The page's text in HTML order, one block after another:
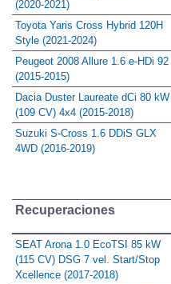
(2020-2021)
Toyota Yaris Cross Hybrid 120H
Style (2021-2024)
Peugeot 2008 Allure 1.6 e-HDi 92
(2015-2015)
Dacia Duster Laureate dCi 80 kW
(109 CV) 4x4 (2015-2018)
Suzuki S-Cross 1.6 DDiS GLX
4WD (2016-2019)
Recuperaciones
SEAT Arona 1.0 EcoTSI 85 kW
(115 CV) DSG 7 vel. Start/Stop
Xcellence (2017-2018)